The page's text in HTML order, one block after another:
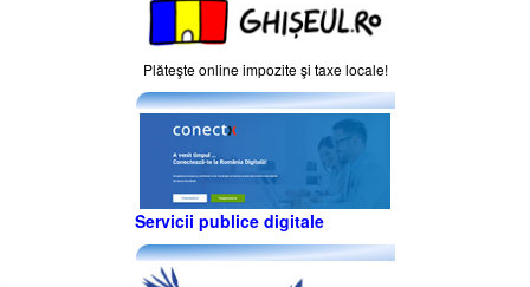
Plăteşte online impozite şi taxe locale!
Servicii publice digitale